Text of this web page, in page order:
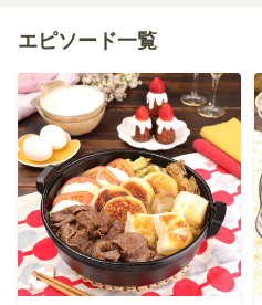
エピソード一覧